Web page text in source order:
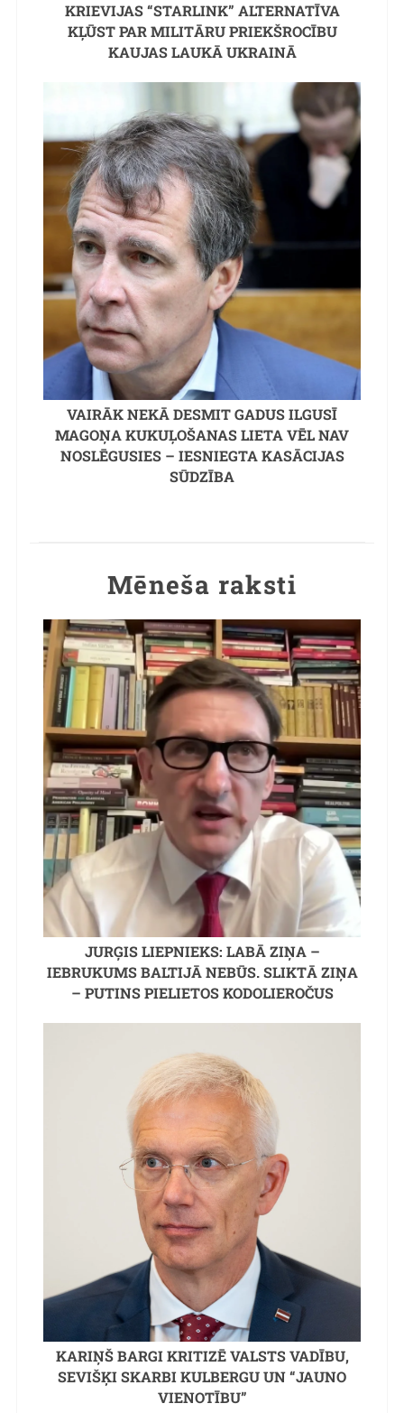
KRIEVIJAS “STARLINK” ALTERNATĪVA
KĻŪST PAR MILITĀRU PRIEKŠROCĪBU
KAUJAS LAUKĀ UKRAINĀ
VAIRĀK NEKĀ DESMIT GADUS ILGUSĪ
MAGOŅA KUKUĻOŠANAS LIETA VĒL NAV
NOSLĒGUSIES – IESNIEGTA KASĀCIJAS
SŪDZĪBA
Mēneša raksti
JURĢIS LIEPNIEKS: LABĀ ZIŅA –
IEBRUKUMS BALTIJĀ NEBŪS. SLIKTĀ ZIŅA
– PUTINS PIELIETOS KODOLIEROČUS
KARIŅŠ BARGI KRITIZĒ VALSTS VADĪBU,
SEVIŠĶI SKARBI KULBERGU UN “JAUNO
VIENOTĪBU”